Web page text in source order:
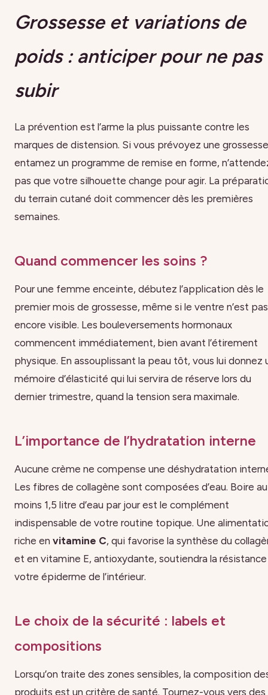
Grossesse et variations de
poids : anticiper pour ne pas
subir
La prévention est l’arme la plus puissante contre les
marques de distension. Si vous prévoyez une
entamez un programme de remise en forme,
pas que votre silhouette change pour agir. La
du terrain cutané doit commencer dès les premières
semaines.
Quand commencer les soins ?
Pour une femme enceinte, débutez l’application dès le
premier mois de grossesse, même si le ventre n’est pas
encore visible. Les bouleversements hormonaux
commencent immédiatement, bien avant l’étirement
physique. En assouplissant la peau tôt, vous lui donnez
mémoire d’élasticité qui lui servira de réserve lors du
dernier trimestre, quand la tension sera maximale.
L’importance de l’hydratation interne
Aucune crème ne compense une déshydratation
Les fibres de collagène sont composées d’eau. Boire au
moins 1,5 litre d’eau par jour est le complément
indispensable de votre routine topique. Une
riche en vitamine C, qui favorise la synthèse du
et en vitamine E, antioxydante, soutiendra la
votre épiderme de l’intérieur.
Le choix de la sécurité : labels et
compositions
Lorsqu’on traite des zones sensibles, la composition
produits est un critère de santé. Tournez-vous vers des